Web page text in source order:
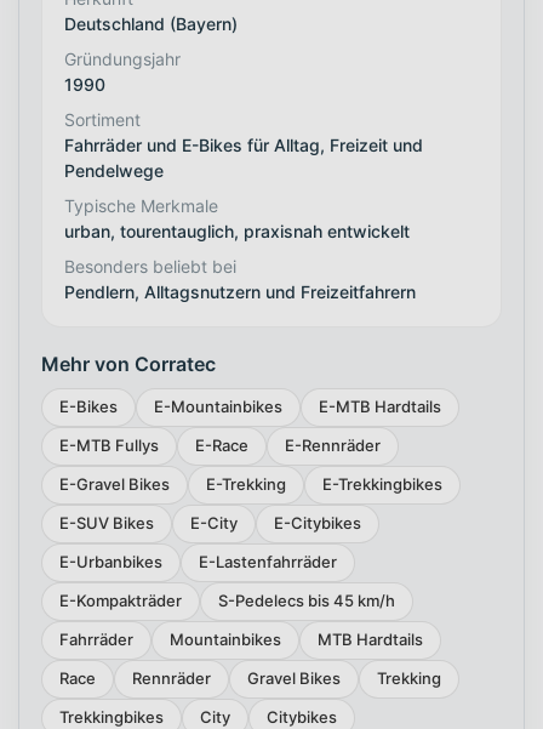
Deutschland (Bayern)
Gründungsjahr
1990
Sortiment
Fahrräder und E-Bikes für Alltag, Freizeit und
Pendelwege
Typische Merkmale
urban, tourentauglich, praxisnah entwickelt
Besonders beliebt bei
Pendlern, Alltagsnutzern und Freizeitfahrern
Mehr von Corratec
E-Bikes E-Mountainbikes
E-MTB Hardtails
E-MTB Fullys
E-Race
E-Rennräder
E-Gravel Bikes
E-Trekking
E-Trekkingbikes
E-SUV Bikes
E-City
E-Citybikes
E-Urbanbikes
E-Lastenfahrräder
E-Kompakträder
S-Pedelecs bis 45 km/h
Fahrräder
Mountainbikes
MTB Hardtails
Race
Rennräder Gravel Bikes
Trekking
Trekkingbikes
City
Citybikes